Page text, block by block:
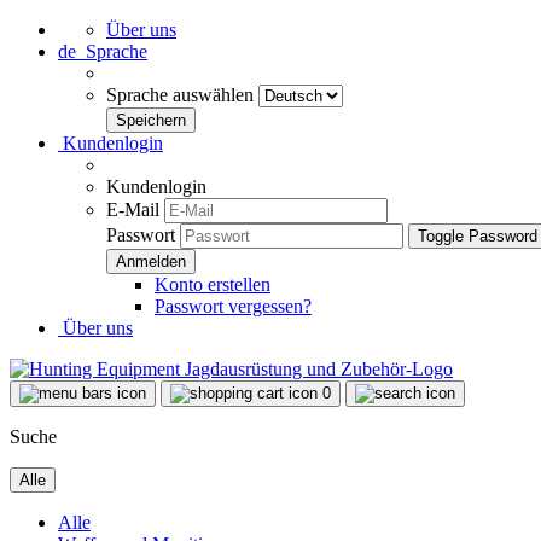
Über uns
de Sprache
Sprache auswählen
Kundenlogin
Kundenlogin
E-Mail
Passwort
Toggle
Konto erstellen
Passwort vergessen?
Über uns
0
Suche
Alle
Alle